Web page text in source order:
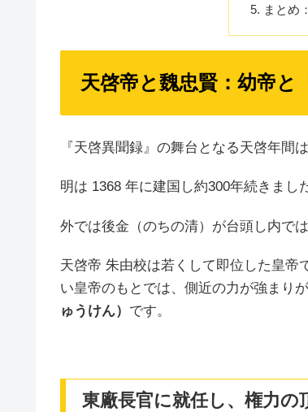
まとめ
天啓帝と魏忠賢：幼帝と
『天啓異聞録』の舞台となる天啓年間
明は 1368 年に建国し約300年続きまし
外では後金（のちの清）が台頭し内で
天啓帝 朱由校は若くして即位した皇帝
い皇帝のもとでは、側近の力が強まり
ゅうけん） です。
東廠長官に就任し、権力の